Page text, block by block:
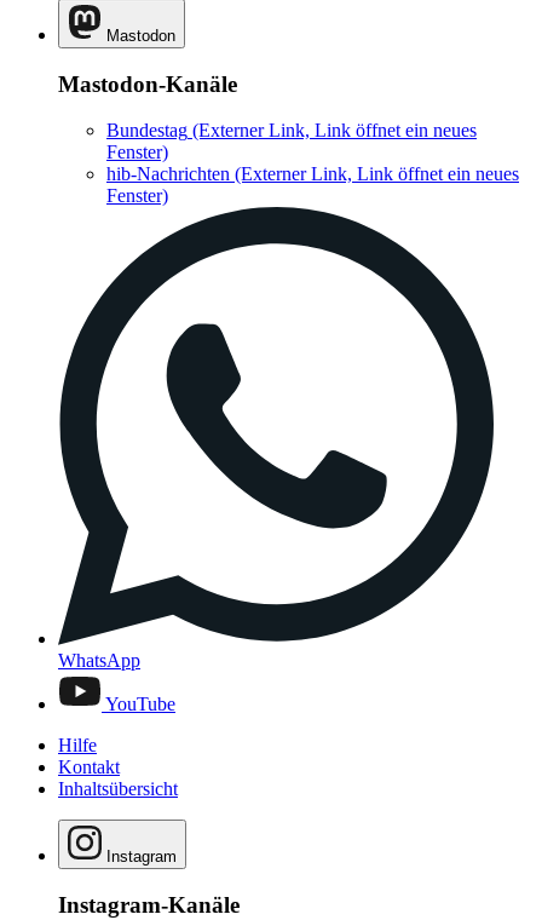
Mastodon
Mastodon-Kanäle
Bundestag (Externer Link, Link öffnet ein neues
Fenster)
hib-Nachrichten (Externer Link, Link öffnet ein neues
Fenster)
WhatsApp
YouTube
Hilfe
Kontakt
Inhaltsübersicht
Instagram
Instagram-Kanäle